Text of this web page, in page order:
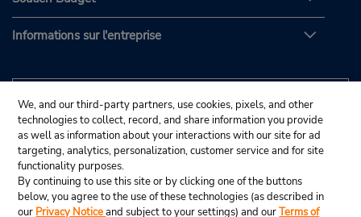
Informations sur l'entreprise
We, and our third-party partners, use cookies, pixels, and other
technologies to collect, record, and share information you provide
as well as information about your interactions with our site for ad
targeting, analytics, personalization, customer service and for site
functionality purposes.
By continuing to use this site or by clicking one of the buttons
below, you agree to the use of these technologies (as described in
our Privacy Noticeand subject to your settings) and ourTerms of